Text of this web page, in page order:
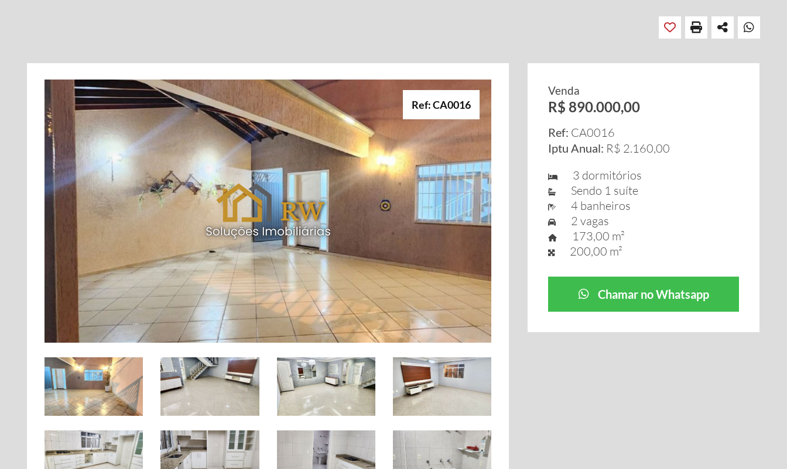
Ref: CA0016
Venda
R$ 890.000,00
Ref: CA0016
Iptu Anual: R$ 2.160,00
3 dormitórios
Sendo 1 suíte
4 banheiros
2 vagas
173,00 m²
200,00 m²
Chamar no Whatsapp